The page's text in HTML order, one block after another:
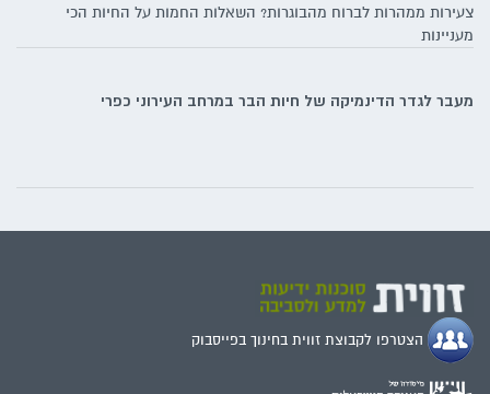
צעירות ממהרות לברוח מהבוגרות? השאלות החמות על החיות הכי
מעניינות
מעבר לגדר הדינמיקה של חיות הבר במרחב העירוני כפרי
הצטרפו לקבוצת זווית בחינוך בפייסבוק